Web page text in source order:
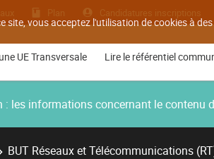
site, vous acceptez l'utilisation de cookies à
Plan Candidatures inscriptions
UE Transversale Lire le référentiel
les informations concernant le contenu
BUT Réseaux et Télécommunications